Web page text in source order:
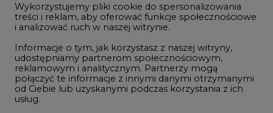
Studio CIRE
Rozmowy o energetyce
Gospodarka
Geopolityka
LTE450
Wykorzystujemy pliki cookie do spersonalizowania
treści i reklam, aby oferować funkcje społecznościowe
i analizować ruch w naszej witrynie.
Informacje o tym, jak korzystasz z naszej witryny,
udostępniamy partnerom społecznościowym,
reklamowym i analitycznym. Partnerzy mogą
połączyć te informacje z innymi danymi otrzymanymi
od Ciebie lub uzyskanymi podczas korzystania z ich
usług.